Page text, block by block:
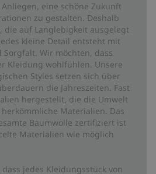
eine schöne Zukunft
zu gestalten. Deshalb
die auf Langlebigkeit ausgelegt
kleine Detail entsteht mit
Wir möchten, dass
Kleidung wohlfühlen. Unsere
Styles setzen sich über
die Jahreszeiten. Fast
hergestellt, die die Umwelt
Materialien. Das
Baumwolle zertifiziert ist
Materialien wie möglich
jedes Kleidungsstück von